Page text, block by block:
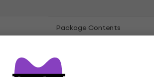
Package Contents